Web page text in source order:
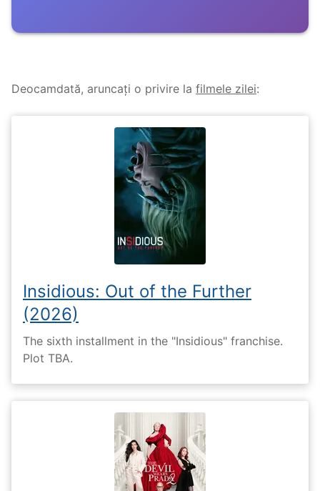
Deocamdată, aruncați o privire la filmele zilei:
Insidious: Out of the Further
(2026)
The sixth installment in the "Insidious" franchise.
Plot TBA.